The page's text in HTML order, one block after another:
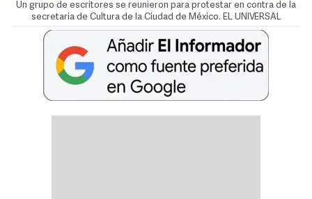
Un grupo de escritores se reunieron para protestar en contra de la
secretaria de Cultura de la Ciudad de México. EL UNIVERSAL